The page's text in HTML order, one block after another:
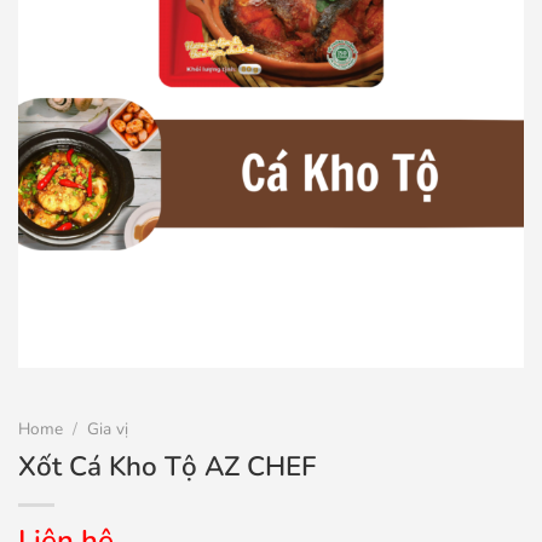
Home / Gia vị
Xốt Cá Kho Tộ AZ CHEF